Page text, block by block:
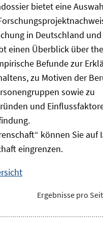
bietet eine
in Deutschland
einen Überblick über
Befunde zur
zu Motiven der
sowie zu
und
können Sie auf
eingrenzen.
Ergebnisse pro